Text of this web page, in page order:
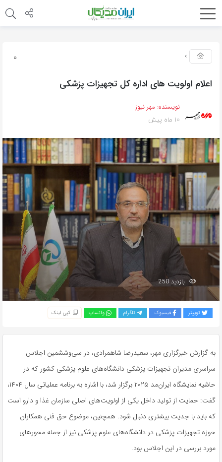
0
اعلام اولویت های اداره کل تجهیزات پزشکی
نویسنده: مهر نیوز
10 ماه پیش
بازدید 250
توییتر فیسبوک تلگرام واتساپ کپی لینک
به گزارش خبرگزاری مهر، سعیدرضا شاهمرادی، در سی‌وششمین اجلاس
سراسری مدیران تجهیزات پزشکی دانشگاه‌های علوم پزشکی کشور که در
حاشیه نمایشگاه ایران‌مد ۲۰۲۵ برگزار شد، با اشاره به برنامه عملیاتی سال ۱۴۰۴،
گفت: حمایت از تولید داخل یکی از اولویت‌های اصلی سازمان غذا و دارو است
که باید با جدیت بیشتری دنبال شود. همچنین، موضوع حق فنی همکاران
حوزه تجهیزات پزشکی در دانشگاه‌های علوم پزشکی نیز از جمله محورهای
مورد بررسی در این اجلاس بود.